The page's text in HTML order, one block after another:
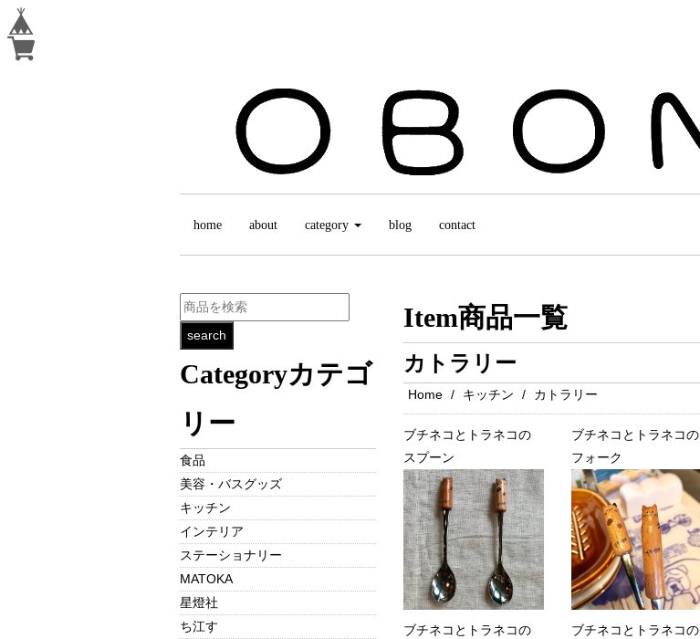
home about category blog contact
Item商品一覧
カトラリー
Home キッチン カトラリー
ブチネコとトラネコの
スプーン
ブチネコとトラネコの
ブチネコとトラネコの
フォーク
ブチネコとトラネコの
search
Categoryカテゴ
リー
食品
美容・バスグッズ
キッチン
インテリア
ステーショナリー
MATOKA
星燈社
ち江す